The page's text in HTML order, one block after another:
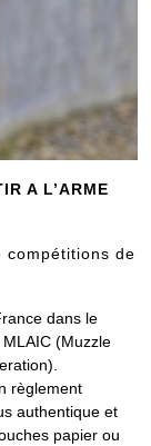
A L’ARME
compétitions de
dans le
(Muzzle
règlement
authentique et
papier ou